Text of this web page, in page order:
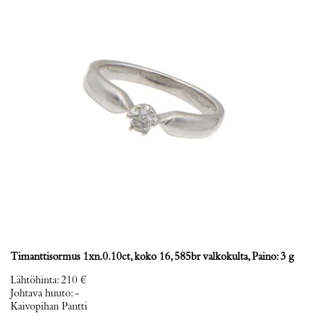
Timanttisormus 1xn.0.10ct, koko 16, 585br valkokulta, Paino: 3 g
Lähtöhinta:210 €
Johtava huuto:-
Kaivopihan Pantti